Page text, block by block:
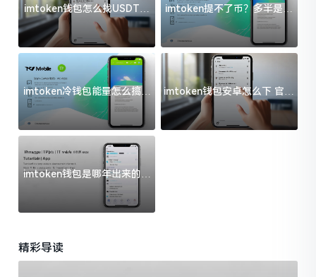
imtoken钱包怎么找USDT地
址？三步搞定不踩坑
imtoken提不了币？多半是这
几件事没处理好
imtoken冷钱包能量怎么搞？
过来人告诉你门道
imtoken钱包安卓怎么下 官方
渠道避坑指南
imtoken钱包是哪年出来的？
一文给你说清楚
精彩导读